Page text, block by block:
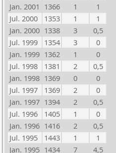
Jan. 2001 1366 1
1
Jul. 2000
1353 1
1
Jan. 2000 1338 3
0,5
Jul. 1999
1354 3
0
Jan. 1999 1362 1
0
Jul. 1998
1381 2
0,5
Jan. 1998 1369 0
0
Jul. 1997
1369 2
0
Jan. 1997 1394 2
0,5
Jul. 1996
1405 1
0
Jan. 1996 1416 2
0,5
Jul. 1995
1443 1
1
Jan. 1995 1434 7
4,5